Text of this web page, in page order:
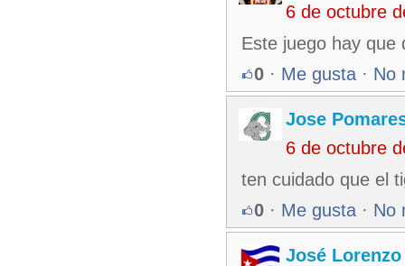
6 de octubre
Este juego hay que
0 · Me gusta · No
Jose
6 de octubre
ten cuidado que el
0 · Me gusta · No
José